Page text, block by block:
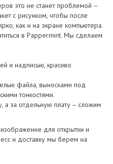
это не станет проблемой –
с рисунком, чтобы после
как и на экране компьютера.
в Pappermint. Мы сделаем
и надписью, красиво
файла, выносками под
тонкостями.
а за отдельную плату – сложим
для открытки и
и доставку мы берем на